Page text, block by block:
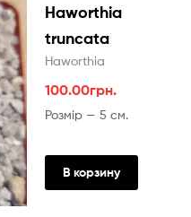
Haworthia
truncata
Haworthia
100.00грн.
Розмір — 5 см.
В корзину